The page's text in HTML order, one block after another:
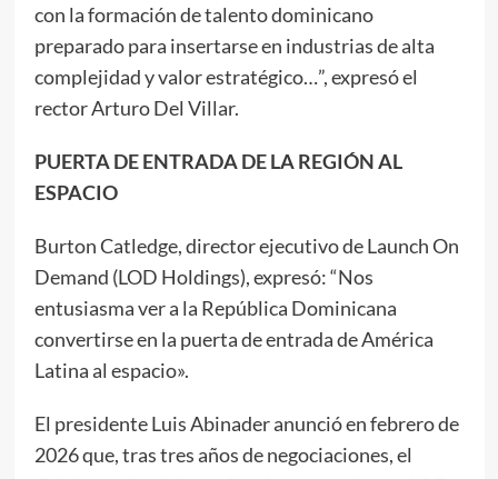
con la formación de talento dominicano
preparado para insertarse en industrias de alta
complejidad y valor estratégico…”, expresó el
rector Arturo Del Villar.
PUERTA DE ENTRADA DE LA REGIÓN AL
ESPACIO
Burton Catledge, director ejecutivo de Launch On
Demand (LOD Holdings), expresó: “Nos
entusiasma ver a la República Dominicana
convertirse en la puerta de entrada de América
Latina al espacio».
El presidente Luis Abinader anunció en febrero de
2026 que, tras tres años de negociaciones, el